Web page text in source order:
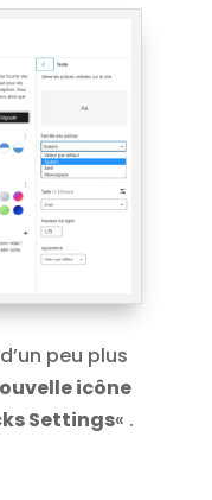
peu plus
icône
Settings« .